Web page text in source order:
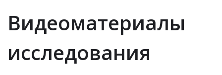
Видеоматериалы
исследования